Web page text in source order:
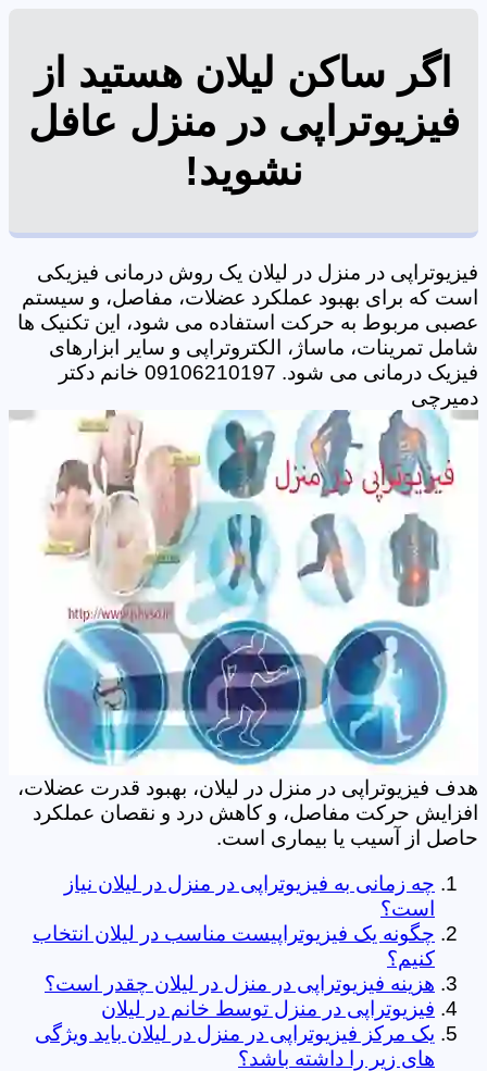
اگر ساکن لیلان هستید از
فیزیوتراپی در منزل عافل
نشوید!
فیزیوتراپی در منزل در لیلان یک روش درمانی فیزیکی
است که برای بهبود عملکرد عضلات، مفاصل، و سیستم
عصبی مربوط به حرکت استفاده می شود، این تکنیک ها
شامل تمرینات، ماساژ، الکتروتراپی و سایر ابزارهای
فیزیک درمانی می شود. 09106210197 خانم دکتر
دمیرچی
هدف فیزیوتراپی در منزل در لیلان، بهبود قدرت عضلات،
افزایش حرکت مفاصل، و کاهش درد و نقصان عملکرد
حاصل از آسیب یا بیماری است.
چه زمانی به فیزیوتراپی در منزل در لیلان نیاز
است؟
چگونه یک فیزیوتراپیست مناسب در لیلان انتخاب
کنیم؟
هزینه فیزیوتراپی در منزل در لیلان چقدر است؟
فیزیوتراپی در منزل توسط خانم در لیلان
یک مرکز فیزیوتراپی در منزل در لیلان باید ویژگی
های زیر را داشته باشد؟